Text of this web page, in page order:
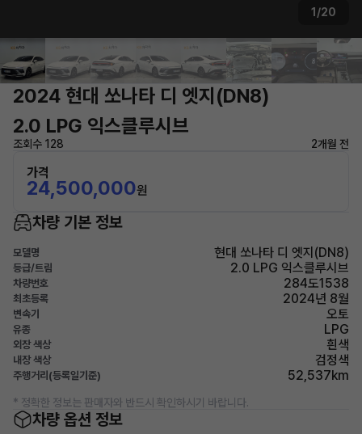
1/20
2024 현대 쏘나타 디 엣지(DN8)
2.0 LPG 익스클루시브
조회수 128 2개월 전
가격
24,500,000원
차량 기본 정보
모델명 현대 쏘나타 디 엣지(DN8)
등급/트림 2.0 LPG 익스클루시브
차량번호 284도1538
최초등록 2024년 8월
변속기 오토
유종 LPG
외장 색상 흰색
내장 색상 검정색
주행거리(등록일기준) 52,537km
* 정확한 정보는 판매자와 반드시 확인하시기 바랍니다.
차량 옵션 정보